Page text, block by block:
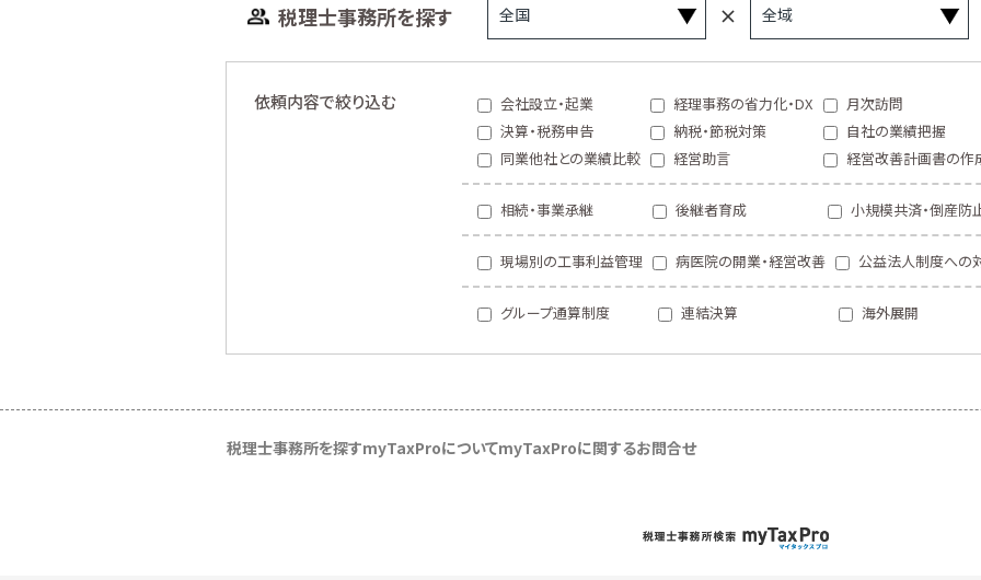
税理士事務所を探す
依頼内容で絞り込む 会社設立・起業 経理事務の省力化・DX
月次訪問
決算・税務申告
納税・節税対策
自社の業績把握
同業他社との業績比較
経営助言 経営改善計画書の作
相続・事業承継 後継者育成 小規模共済・倒産防
現場別の工事利益管理 病医院の開業・経営改善 公益法人制度への
グループ通算制度 連結決算 海外展開
税理士事務所を探すmyTaxProについてmyTaxProに関するお問合せ